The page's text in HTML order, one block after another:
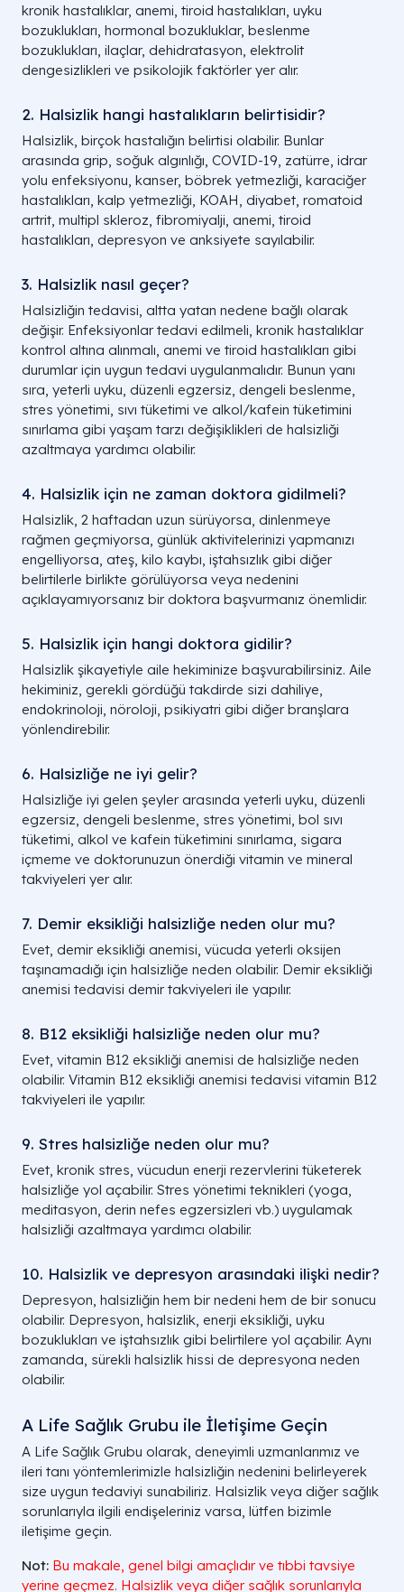
kronik hastalıklar, anemi, tiroid hastalıkları, uyku
bozuklukları, hormonal bozukluklar, beslenme
bozuklukları, ilaçlar, dehidratasyon, elektrolit
dengesizlikleri ve psikolojik faktörler yer alır.
2. Halsizlik hangi hastalıkların belirtisidir?
Halsizlik, birçok hastalığın belirtisi olabilir. Bunlar
arasında grip, soğuk algınlığı, COVID-19, zatürre, idrar
yolu enfeksiyonu, kanser, böbrek yetmezliği, karaciğer
hastalıkları, kalp yetmezliği, KOAH, diyabet, romatoid
artrit, multipl skleroz, fibromiyalji, anemi, tiroid
hastalıkları, depresyon ve anksiyete sayılabilir.
3. Halsizlik nasıl geçer?
Halsizliğin tedavisi, altta yatan nedene bağlı olarak
değişir. Enfeksiyonlar tedavi edilmeli, kronik hastalıklar
kontrol altına alınmalı, anemi ve tiroid hastalıkları gibi
durumlar için uygun tedavi uygulanmalıdır. Bunun yanı
sıra, yeterli uyku, düzenli egzersiz, dengeli beslenme,
stres yönetimi, sıvı tüketimi ve alkol/kafein tüketimini
sınırlama gibi yaşam tarzı değişiklikleri de halsizliği
azaltmaya yardımcı olabilir.
4. Halsizlik için ne zaman doktora gidilmeli?
Halsizlik, 2 haftadan uzun sürüyorsa, dinlenmeye
rağmen geçmiyorsa, günlük aktivitelerinizi yapmanızı
engelliyorsa, ateş, kilo kaybı, iştahsızlık gibi diğer
belirtilerle birlikte görülüyorsa veya nedenini
açıklayamıyorsanız bir doktora başvurmanız önemlidir.
5. Halsizlik için hangi doktora gidilir?
Halsizlik şikayetiyle aile hekiminize başvurabilirsiniz. Aile
hekiminiz, gerekli gördüğü takdirde sizi dahiliye,
endokrinoloji, nöroloji, psikiyatri gibi diğer branşlara
yönlendirebilir.
6. Halsizliğe ne iyi gelir?
Halsizliğe iyi gelen şeyler arasında yeterli uyku, düzenli
egzersiz, dengeli beslenme, stres yönetimi, bol sıvı
tüketimi, alkol ve kafein tüketimini sınırlama, sigara
içmeme ve doktorunuzun önerdiği vitamin ve mineral
takviyeleri yer alır.
7. Demir eksikliği halsizliğe neden olur mu?
Evet, demir eksikliği anemisi, vücuda yeterli oksijen
taşınamadığı için halsizliğe neden olabilir. Demir eksikliği
anemisi tedavisi demir takviyeleri ile yapılır.
8. B12 eksikliği halsizliğe neden olur mu?
Evet, vitamin B12 eksikliği anemisi de halsizliğe neden
olabilir. Vitamin B12 eksikliği anemisi tedavisi vitamin B12
takviyeleri ile yapılır.
9. Stres halsizliğe neden olur mu?
Evet, kronik stres, vücudun enerji rezervlerini tüketerek
halsizliğe yol açabilir. Stres yönetimi teknikleri (yoga,
meditasyon, derin nefes egzersizleri vb.) uygulamak
halsizliği azaltmaya yardımcı olabilir.
10. Halsizlik ve depresyon arasındaki ilişki nedir?
Depresyon, halsizliğin hem bir nedeni hem de bir sonucu
olabilir. Depresyon, halsizlik, enerji eksikliği, uyku
bozuklukları ve iştahsızlık gibi belirtilere yol açabilir. Aynı
zamanda, sürekli halsizlik hissi de depresyona neden
olabilir.
A Life Sağlık Grubu ile İletişime Geçin
A Life Sağlık Grubu olarak, deneyimli uzmanlarımız ve
ileri tanı yöntemlerimizle halsizliğin nedenini belirleyerek
size uygun tedaviyi sunabiliriz. Halsizlik veya diğer sağlık
sorunlarıyla ilgili endişeleriniz varsa, lütfen bizimle
iletişime geçin.
Not: Bu makale, genel bilgi amaçlıdır ve tıbbi tavsiye
yerine geçmez. Halsizlik veya diğer sağlık sorunlarıyla